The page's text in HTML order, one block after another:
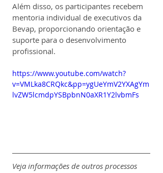
Além disso, os participantes recebem
mentoria individual de executivos da
Bevap, proporcionando orientação e
suporte para o desenvolvimento
profissional.
https://www.youtube.com/watch?
v=VMLka8CRQkc&pp=ygUeYmV2YXAgYm
lvZW5lcmdpYSBpbnN0aXR1Y2lvbmFs
Veja informações de outros processos